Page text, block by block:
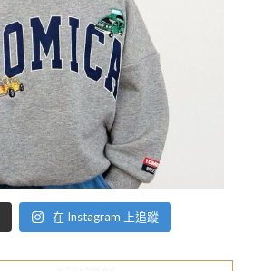
在 Instagram 上追蹤